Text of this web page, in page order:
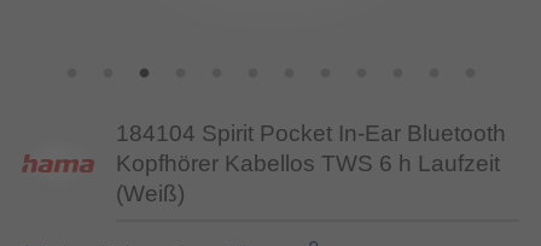
184104 Spirit Pocket In-Ear Bluetooth
Kopfhörer Kabellos TWS 6 h Laufzeit
(Weiß)